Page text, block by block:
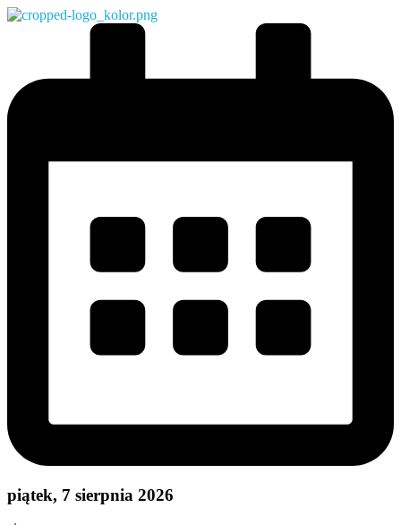
piątek, 7 sierpnia 2026